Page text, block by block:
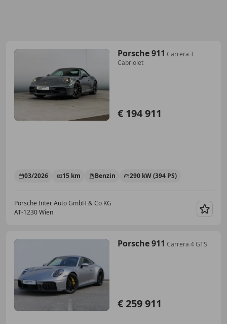
Porsche 911 Carrera T
Cabriolet
€ 194 911
03/2026 15 km Benzin 290 kW (394 PS)
Porsche Inter Auto GmbH & Co KG
AT-1230 Wien
Porsche 911 Carrera 4 GTS
€ 259 911